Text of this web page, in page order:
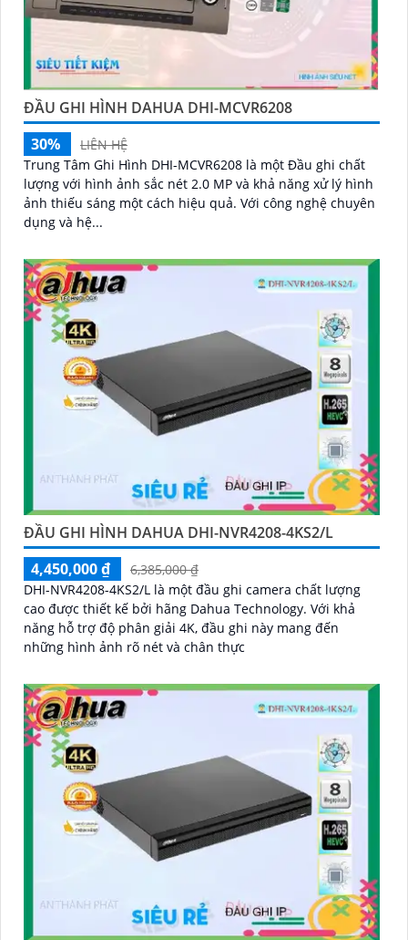
ĐẦU GHI HÌNH DAHUA DHI-MCVR6208
30%
LIÊN HỆ
Trung Tâm Ghi Hình DHI-MCVR6208 là một Đầu ghi chất
lượng với hình ảnh sắc nét 2.0 MP và khả năng xử lý hình
ảnh thiếu sáng một cách hiệu quả. Với công nghệ chuyên
dụng và hệ...
ĐẦU GHI HÌNH DAHUA DHI-NVR4208-4KS2/L
4,450,000 ₫
6,385,000 ₫
DHI-NVR4208-4KS2/L là một đầu ghi camera chất lượng
cao được thiết kế bởi hãng Dahua Technology. Với khả
năng hỗ trợ độ phân giải 4K, đầu ghi này mang đến
những hình ảnh rõ nét và chân thực